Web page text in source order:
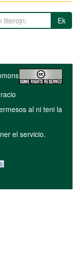
Ek
al ni teni la
el servicio.